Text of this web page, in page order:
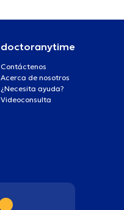
doctoranytime
Contáctenos
Acerca de nosotros
¿Necesita ayuda?
Videoconsulta